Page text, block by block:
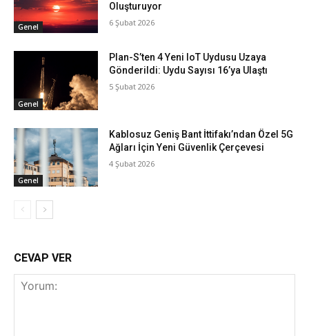
Genel
Oluşturuyor
6 Şubat 2026
Genel
Plan-S’ten 4 Yeni IoT Uydusu Uzaya
Gönderildi: Uydu Sayısı 16’ya Ulaştı
5 Şubat 2026
Genel
Kablosuz Geniş Bant İttifakı’ndan Özel 5G
Ağları İçin Yeni Güvenlik Çerçevesi
4 Şubat 2026
CEVAP VER